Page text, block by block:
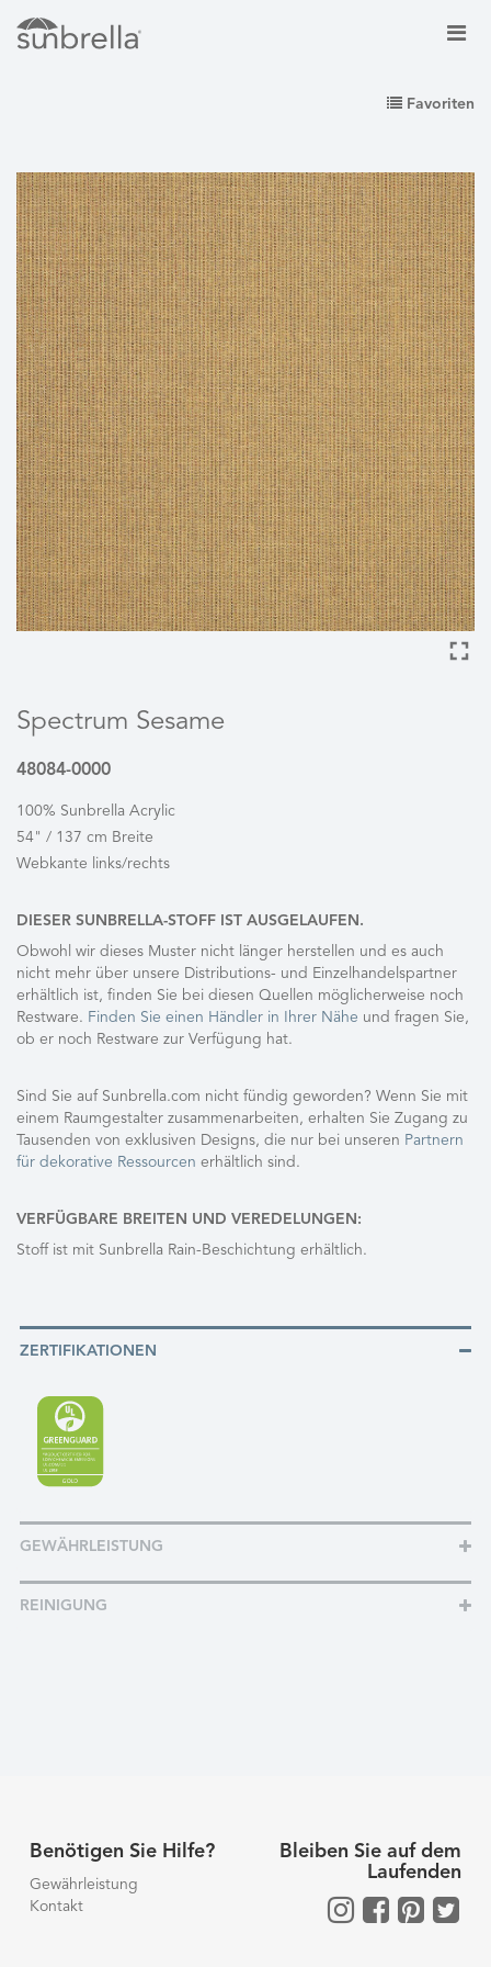
Favoriten
Spectrum Sesame
48084-0000
100% Sunbrella Acrylic
54" / 137 cm Breite
Webkante links/rechts
DIESER SUNBRELLA-STOFF IST AUSGELAUFEN.
Obwohl wir dieses Muster nicht länger herstellen und es auch
nicht mehr über unsere Distributions- und Einzelhandelspartner
erhältlich ist, finden Sie bei diesen Quellen möglicherweise noch
Restware. Finden Sie einen Händler in Ihrer Nähe und fragen Sie,
ob er noch Restware zur Verfügung hat.
Sind Sie auf Sunbrella.com nicht fündig geworden? Wenn Sie mit
einem Raumgestalter zusammenarbeiten, erhalten Sie Zugang zu
Tausenden von exklusiven Designs, die nur bei unseren Partnern
für dekorative Ressourcen erhältlich sind.
VERFÜGBARE BREITEN UND VEREDELUNGEN:
Stoff ist mit Sunbrella Rain-Beschichtung erhältlich.
ZERTIFIKATIONEN
GEWÄHRLEISTUNG
REINIGUNG
Benötigen Sie Hilfe?
Gewährleistung
Kontakt
Bleiben Sie auf dem
Laufenden